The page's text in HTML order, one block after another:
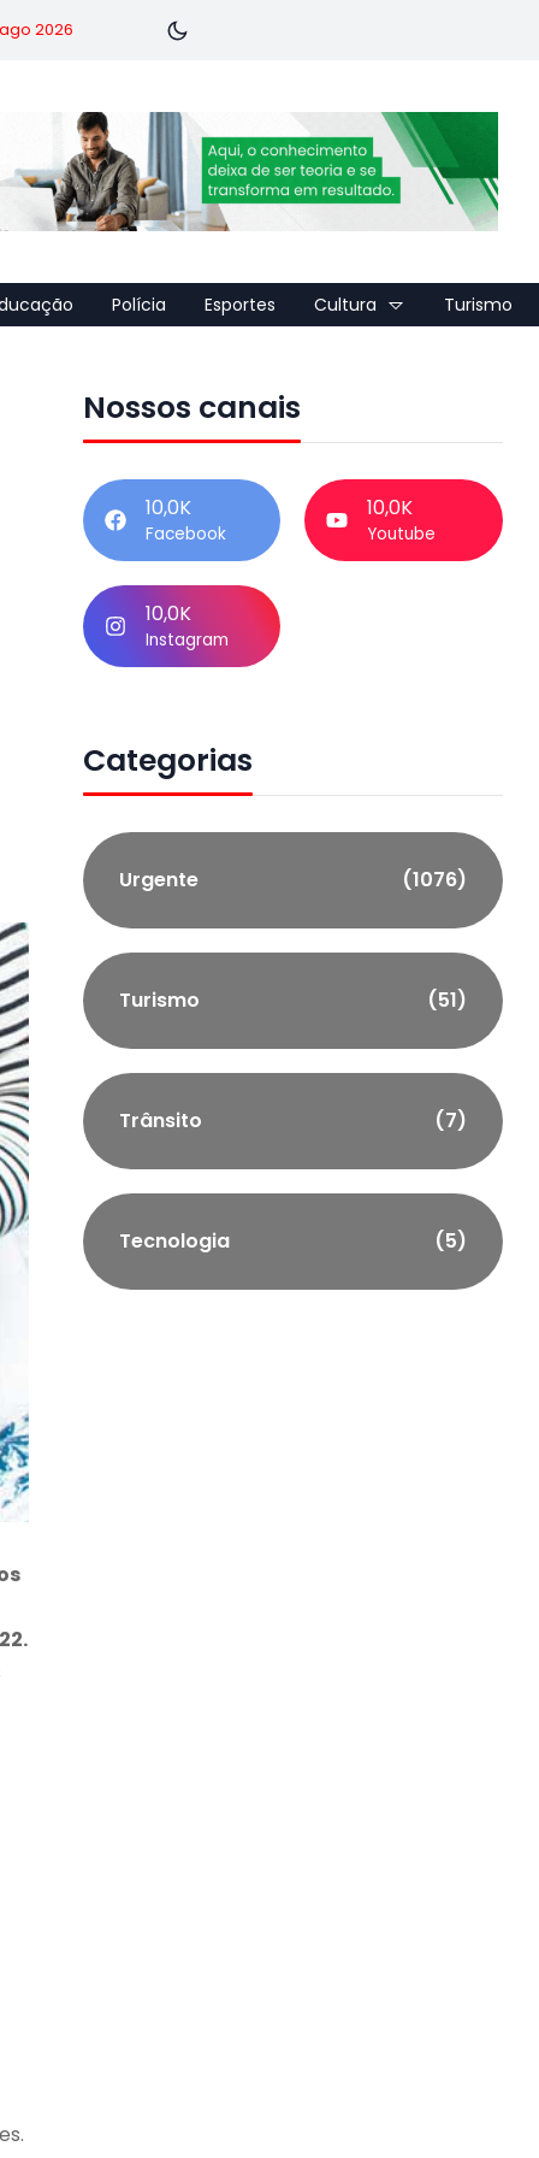
2026
Polícia Esportes Cultura Turismo
Nossos canais
10,0K
Facebook
10,0K
Youtube
10,0K
Instagram
Categorias
Urgente (1076)
Turismo (51)
Trânsito (7)
Tecnologia (5)